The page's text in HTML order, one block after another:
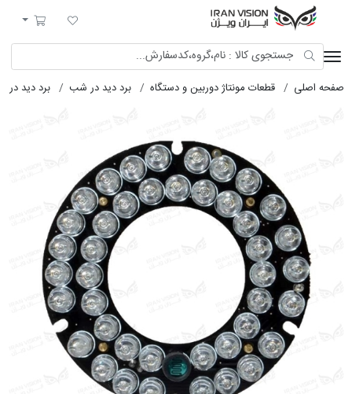
لیست مورد علاقه
سبد خرید
صفحه اصلی قطعات مونتاژ دوربین و دستگاه برد دید در شب برد دید